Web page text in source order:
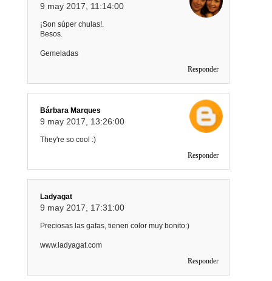
9 may 2017, 11:14:00
¡Son súper chulas!.
Besos.
Gemeladas
Responder
Bárbara Marques
9 may 2017, 13:26:00
They're so cool :)
Responder
Ladyagat
9 may 2017, 17:31:00
Preciosas las gafas, tienen color muy bonito:)
www.ladyagat.com
Responder